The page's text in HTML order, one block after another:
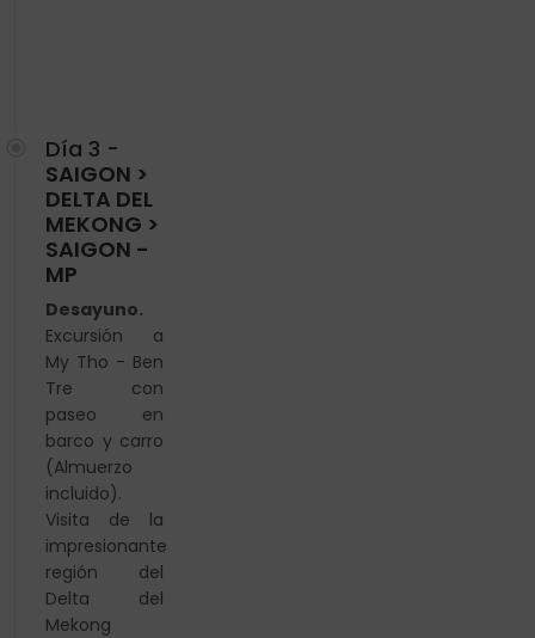
Día 3 -
SAIGON >
DELTA DEL
MEKONG >
SAIGON -
MP
Desayuno.
Excursión a
My Tho - Ben
Tre con
paseo en
barco y carro
(Almuerzo
incluido).
Visita de la
impresionante
región del
Delta del
Mekong